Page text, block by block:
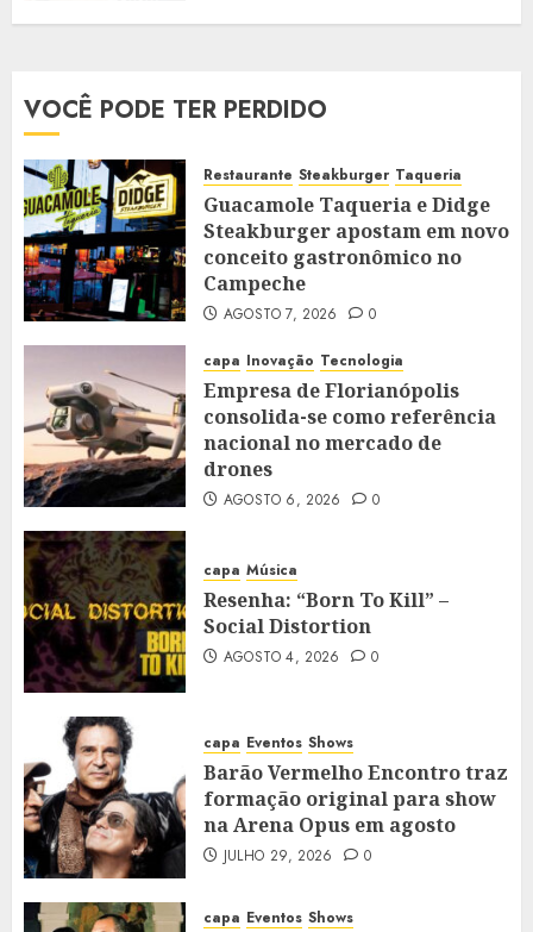
JULHO 10, 2025 0
VOCÊ PODE TER PERDIDO
Restaurante Steakburger Taqueria
Guacamole Taqueria e Didge
Steakburger apostam em novo
conceito gastronômico no
Campeche
AGOSTO 7, 2026 0
capa Inovação Tecnologia
Empresa de Florianópolis
consolida-se como referência
nacional no mercado de
drones
AGOSTO 6, 2026 0
capa Música
Resenha: “Born To Kill” –
Social Distortion
AGOSTO 4, 2026 0
capa Eventos Shows
Barão Vermelho Encontro traz
formação original para show
na Arena Opus em agosto
JULHO 29, 2026 0
capa Eventos Shows